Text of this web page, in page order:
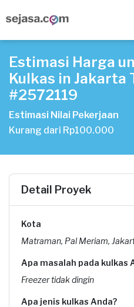
Estimasi Harga
Kulkas in Jakarta
#2572119
Estimasi Nilai Pekerjaan
Kurang dari Rp100.000
Detail Proyek
Kota
Matraman, Pal Meriam,
Apa masalah pada kulkas
Freezer tidak dingin
Apa jenis kulkas Anda?